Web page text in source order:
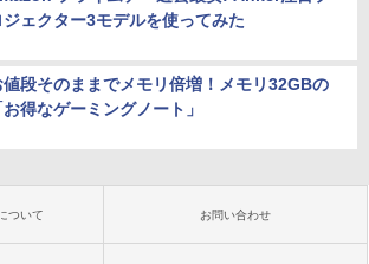
ジェクター3モデルを使ってみた
値段そのままでメモリ倍増！メモリ32GBの
お得なゲーミングノート」
ついて お問い合わせ